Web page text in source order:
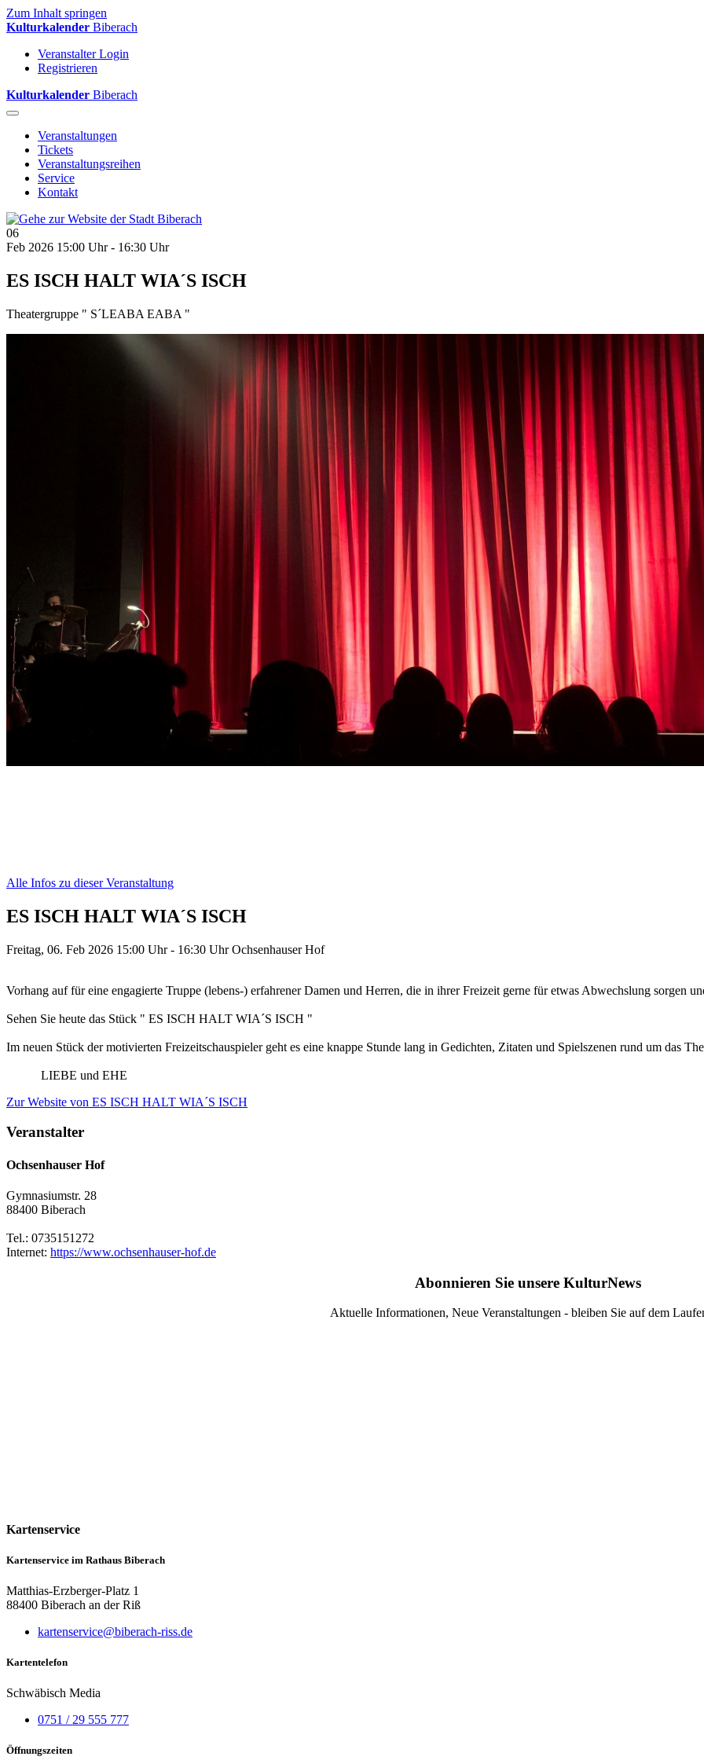
Zum Inhalt springen
Kulturkalender Biberach
Veranstalter Login
Registrieren
Kulturkalender Biberach
Veranstaltungen
Tickets
Veranstaltungsreihen
Service
Kontakt
06
Feb 2026 15:00 Uhr - 16:30 Uhr
ES ISCH HALT WIA´S ISCH
Theatergruppe " S´LEABA EABA "
Alle Infos zu dieser Veranstaltung
ES ISCH HALT WIA´S ISCH
Freitag, 06. Feb 2026 15:00 Uhr - 16:30 Uhr Ochsenhauser Hof
Vorhang auf für eine engagierte Truppe (lebens-) erfahrener Damen und Herren, die in ihrer Freizeit gerne für etwas Abwechslung sorgen
Sehen Sie heute das Stück " ES ISCH HALT WIA´S ISCH "
Im neuen Stück der motivierten Freizeitschauspieler geht es eine knappe Stunde lang in Gedichten, Zitaten und Spielszenen rund um das
LIEBE und EHE
Zur Website von ES ISCH HALT WIA´S ISCH
Veranstalter
Ochsenhauser Hof
Gymnasiumstr. 28
88400 Biberach
Tel.: 0735151272
Internet: https://www.ochsenhauser-hof.de
Abonnieren Sie unsere KulturNews
Aktuelle Informationen, Neue Veranstaltungen - bleiben Sie auf dem
Kartenservice
Kartenservice im Rathaus Biberach
Matthias-Erzberger-Platz 1
88400 Biberach an der Riß
kartenservice@biberach-riss.de
Kartentelefon
Schwäbisch Media
0751 / 29 555 777
Öffnungszeiten